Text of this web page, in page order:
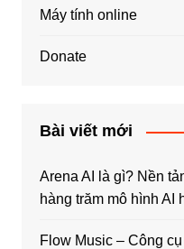
Máy tính online
Donate
Bài viết mới
Arena AI là gì? Nền
hàng trăm mô hình AI
Flow Music – Công